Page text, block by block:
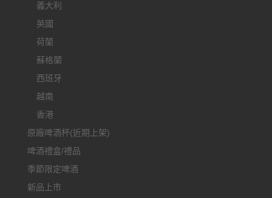
義大利
英國
荷蘭
蘇格蘭
西班牙
越南
香港
原廠啤酒杯(近期上架)
啤酒禮盒/禮品
季節限定啤酒
新品上市